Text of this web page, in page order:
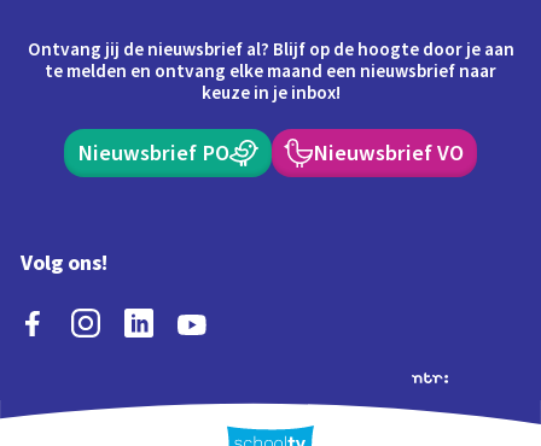
Ontvang jij de nieuwsbrief al? Blijf op de hoogte door je aan
te melden en ontvang elke maand een nieuwsbrief naar
keuze in je inbox!
Nieuwsbrief PO Nieuwsbrief VO
Volg ons!